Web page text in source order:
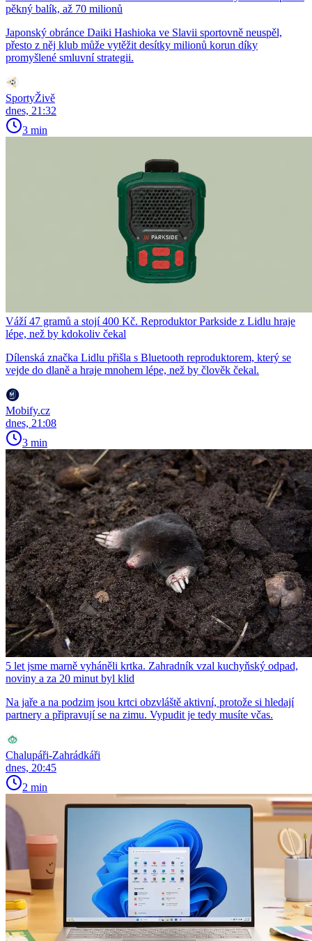
pěkný balík, až 70 milionů
Japonský obránce Daiki Hashioka ve Slavii sportovně neuspěl,
přesto z něj klub může vytěžit desítky milionů korun díky
promyšlené smluvní strategii.
SportyŽivě
dnes, 21:32
3 min
Váží 47 gramů a stojí 400 Kč. Reproduktor Parkside z Lidlu hraje
lépe, než by kdokoliv čekal
Dílenská značka Lidlu přišla s Bluetooth reproduktorem, který se
vejde do dlaně a hraje mnohem lépe, než by člověk čekal.
Mobify.cz
dnes, 21:08
3 min
5 let jsme marně vyháněli krtka. Zahradník vzal kuchyňský odpad,
noviny a za 20 minut byl klid
Na jaře a na podzim jsou krtci obzvláště aktivní, protože si hledají
partnery a připravují se na zimu. Vypudit je tedy musíte včas.
Chalupáři-Zahrádkáři
dnes, 20:45
2 min